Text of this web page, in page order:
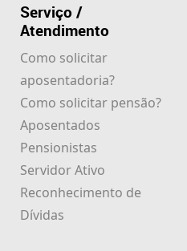
Serviço /
Atendimento
Como solicitar
aposentadoria?
Como solicitar pensão?
Aposentados
Pensionistas
Servidor Ativo
Reconhecimento de
Dívidas